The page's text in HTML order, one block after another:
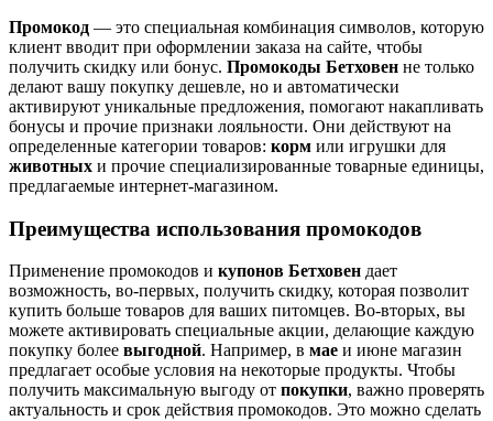
Промокод — это специальная комбинация символов, которую
клиент вводит при оформлении заказа на сайте, чтобы
получить скидку или бонус. Промокоды Бетховен не только
делают вашу покупку дешевле, но и автоматически
активируют уникальные предложения, помогают накапливать
бонусы и прочие признаки лояльности. Они действуют на
определенные категории товаров: корм или игрушки для
животных и прочие специализированные товарные единицы,
предлагаемые интернет-магазином.
Преимущества использования промокодов
Применение промокодов и купонов Бетховен дает
возможность, во-первых, получить скидку, которая позволит
купить больше товаров для ваших питомцев. Во-вторых, вы
можете активировать специальные акции, делающие каждую
покупку более выгодной. Например, в мае и июне магазин
предлагает особые условия на некоторые продукты. Чтобы
получить максимальную выгоду от покупки, важно проверять
актуальность и срок действия промокодов. Это можно сделать